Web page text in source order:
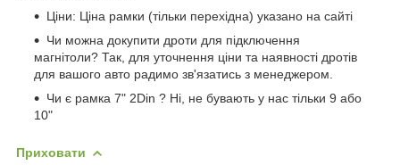
Ціни: Ціна рамки (тільки перехідна) указано на сайті
Чи можна докупити дроти для підключення
магнітоли? Так, для уточнення ціни та наявності дротів
для вашого авто радимо зв'язатись з менеджером.
Чи є рамка 7" 2Din ? Ні, не бувають у нас тільки 9 або
10"
Приховати